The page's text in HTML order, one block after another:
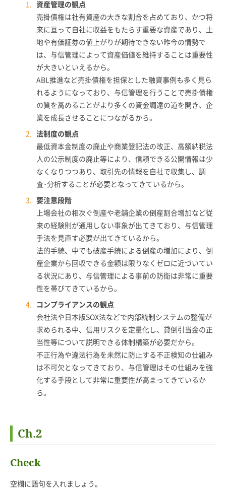
資産管理の観点
売掛債権は社有資産の大きな割合を占めており、かつ将
来に亘って自社に収益をもたらす重要な資産であり、土
地や有価証券の値上がりが期待できない昨今の情勢で
は、与信管理によって資産価値を維持することは重要性
が大きいといえるから。
ABL推進など売掛債権を担保とした融資事例も多く見ら
れるようになっており、与信管理を行うことで売掛債権
の質を高めることがより多くの資金調達の道を開き、企
業を成長させることにつながるから。
法制度の観点
最低資本金制度の廃止や商業登記法の改正、高額納税法
人の公示制度の廃止等により、信頼できる公開情報は少
なくなりつつあり、取引先の情報を自社で収集し、調
査･分析することが必要となってきているから。
要注意段階
上場会社の相次ぐ倒産や老舗企業の倒産割合増加など従
来の経験則が通用しない事象が出てきており、与信管理
手法を見直す必要が出てきているから。
法的手続、中でも破産手続による倒産の増加により、倒
産企業から回収できる金額は限りなくゼロに近づいてい
る状況にあり、与信管理による事前の防衛は非常に重要
性を帯びてきているから。
コンプライアンスの観点
会社法や日本版SOX法などで内部統制システムの整備が
求められる中、信用リスクを定量化し、貸倒引当金の正
当性等について説明できる体制構築が必要だから。
不正行為や違法行為を未然に防止する不正検知の仕組み
は不可欠となってきており、与信管理はその仕組みを強
化する手段として非常に重要性が高まってきているか
ら。
Ch.2
Check
空欄に語句を入れましょう。